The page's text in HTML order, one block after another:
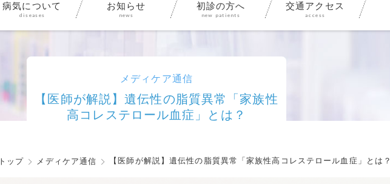
病気について お知らせ 初診の方へ 交通アクセス
メディケア通信
【医師が解説】遺伝性の脂質異常「家族性
高コレステロール血症」とは？
トップ メディケア通信 【医師が解説】遺伝性の脂質異常「家族性高コレステロール血症」とは？